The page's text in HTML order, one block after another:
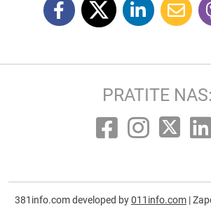
PRATITE NAS:
381info.com developed by011info.com |